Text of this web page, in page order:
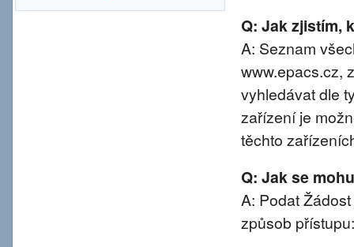
Q: Jak zjistím,
A: Seznam
www.epacs.cz,
vyhledávat dle
zařízení je
těchto
Q: Jak se
A: Podat
způsob přístupu: